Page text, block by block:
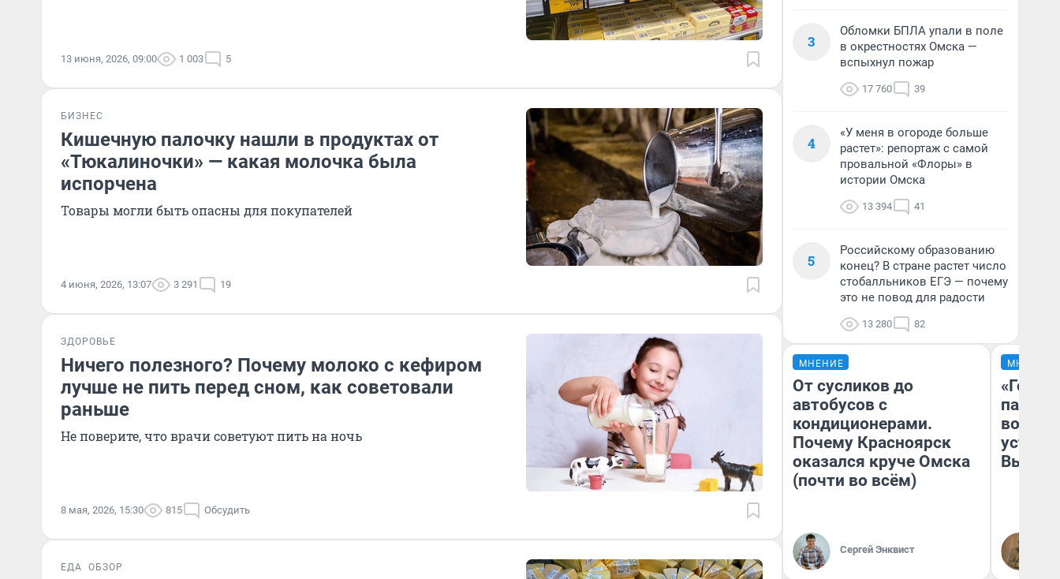
13 июня, 2026, 09:00 1 003 5
БИЗНЕС
Кишечную палочку нашли в продуктах от
«Тюкалиночки» — какая молочка была
испорчена
Товары могли быть опасны для покупателей
4 июня, 2026, 13:07 3 291 19
ЗДОРОВЬЕ
Ничего полезного? Почему молоко с кефиром
лучше не пить перед сном, как советовали
раньше
Не поверите, что врачи советуют пить на ночь
8 мая, 2026, 15:30 815 Обсудить
ЕДА ОБЗОР
3
Обломки БПЛА упали в поле
в окрестностях Омска —
вспыхнул пожар
17 760 39
4
«У меня в огороде больше
растет»: репортаж с самой
провальной «Флоры» в
истории Омска
13 394 41
5
Российскому образованию
конец? В стране растет число
стобалльников ЕГЭ — почему
это не повод для радости
13 280 82
МНЕНИЕ
От сусликов до
автобусов с
кондиционерами.
Почему Красноярск
оказался круче Омска
(почти во всём)
Сергей Энквист
МНЕНИЕ